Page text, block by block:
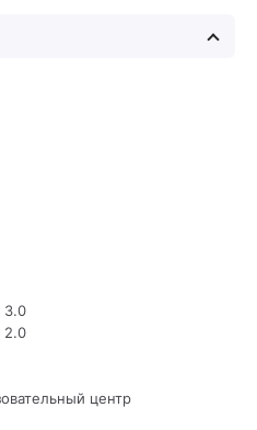
3.0
2.0
центр